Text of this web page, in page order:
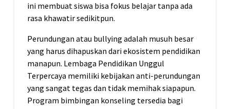
ini membuat siswa bisa fokus belajar tanpa ada
rasa khawatir sedikitpun.
Perundungan atau bullying adalah musuh besar
yang harus dihapuskan dari ekosistem pendidikan
manapun. Lembaga Pendidikan Unggul
Terpercaya memiliki kebijakan anti-perundungan
yang sangat tegas dan tidak memihak siapapun.
Program bimbingan konseling tersedia bagi